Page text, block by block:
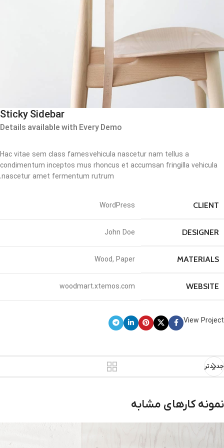
Sticky Sidebar
Details available with Every Demo
Hac vitae sem class fames vehicula nascetur nam tellus a
condimentum inceptos mus rhoncus et accumsan fringilla vehicula
nascetur amet fermentum rutrum.
CLIENT
WordPress
DESIGNER
John Doe
MATERIALS
Wood, Paper
WEBSITE
woodmart.xtemos.com
View Project
جدیدتر
نمونه کارهای مشابه